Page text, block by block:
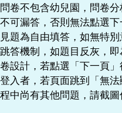
卷不包含幼兒園，問卷分
可漏答，否則無法點選下
題為自由填答，如無特
答機制，如題目反灰，
設計，若點選「下一頁
入者，若頁面跳到「無法
中尚有其他問題，請截